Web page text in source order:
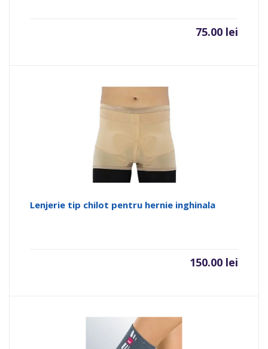
75.00 lei
Lenjerie tip chilot pentru hernie inghinala
150.00 lei